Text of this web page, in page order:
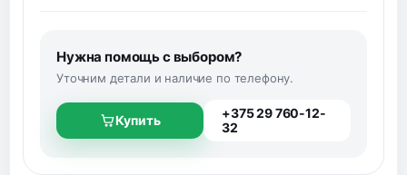
Нужна помощь с выбором?
Уточним детали и наличие по телефону.
Купить
+375 29 760-12-
32